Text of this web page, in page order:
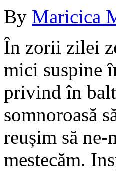
By Maricica
În zorii zilei
mici suspine
privind în
somnoroasă
reușim să
mestecăm.